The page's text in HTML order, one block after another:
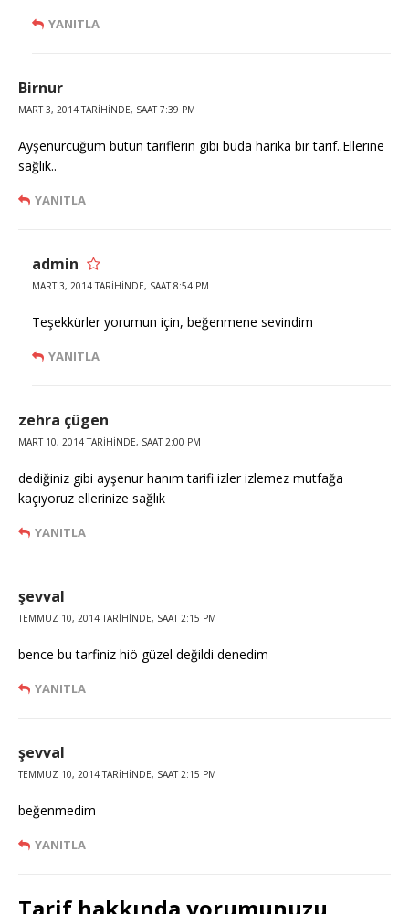
YANITLA
Birnur
MART 3, 2014 TARIHINDE, SAAT 7:39 PM
Ayşenurcuğum bütün tariflerin gibi buda harika bir tarif..Ellerine
sağlık..
YANITLA
admin
MART 3, 2014 TARIHINDE, SAAT 8:54 PM
Teşekkürler yorumun için, beğenmene sevindim
YANITLA
zehra çügen
MART 10, 2014 TARIHINDE, SAAT 2:00 PM
dediğiniz gibi ayşenur hanım tarifi izler izlemez mutfağa
kaçıyoruz ellerinize sağlık
YANITLA
şevval
TEMMUZ 10, 2014 TARIHINDE, SAAT 2:15 PM
bence bu tarfiniz hiö güzel değildi denedim
YANITLA
şevval
TEMMUZ 10, 2014 TARIHINDE, SAAT 2:15 PM
beğenmedim
YANITLA
Tarif hakkında yorumunuzu